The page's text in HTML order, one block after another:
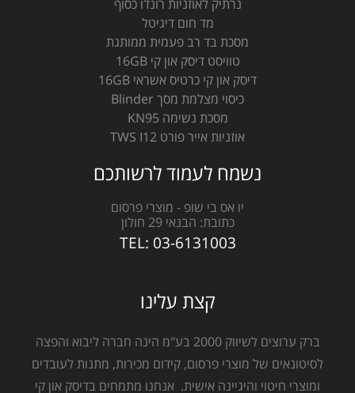
נרתיק לאוזניות רונדו כסוף
מד חום דיגיטל
מסכת בד רב פעמית ממותגת
טוויסט דיסק און קי 16GB
דיסק און קי כרטיס אשראי 16GB
כיסוי מצלמת מסך Blinder
מסכת נשימה KN95
אוזניות אייר פורט TWS I12
נשמח לעמוד לרשותכם
יו אס בי שופ - מוצרי פרסום
כתובת: הבנאי 29 חולון
TEL: 03-6131003
קצת עלינו
ברק ערוצים לשיווק 2000 בע"מ הינה חברה ליבוא והפצה
לסיטונאים של מוצרי פרסום, קידום מכירות, מתנות לעובדים
ומוצרי חיטוי והיגיינה אישית. אנחנו מתמחים בדיסק און קי